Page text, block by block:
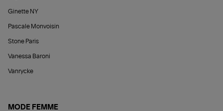
Ginette NY
Pascale Monvoisin
Stone Paris
Vanessa Baroni
Vanrycke
MODE FEMME